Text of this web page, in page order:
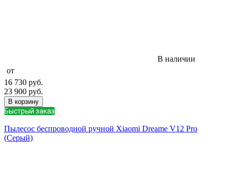
В наличии
от
16 730 руб.
23 900 руб.
В корзину
Быстрый заказ
Пылесос беспроводной ручной Xiaomi Dreame V12 Pro
(Серый)